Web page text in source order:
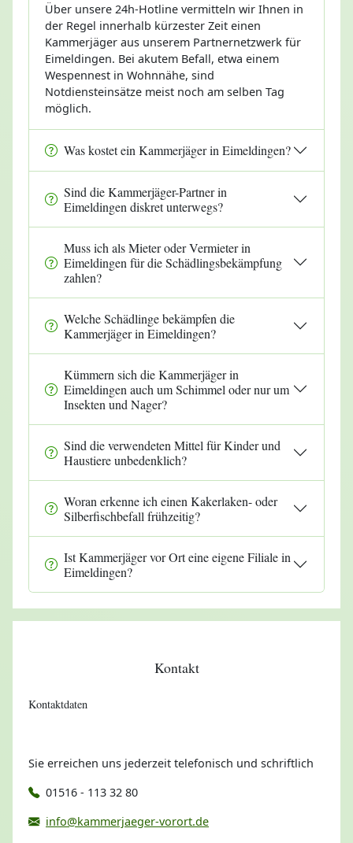
Über unsere 24h-Hotline vermitteln wir Ihnen in
der Regel innerhalb kürzester Zeit einen
Kammerjäger aus unserem Partnernetzwerk für
Eimeldingen. Bei akutem Befall, etwa einem
Wespennest in Wohnnähe, sind
Notdiensteinsätze meist noch am selben Tag
möglich.
Was kostet ein Kammerjäger in Eimeldingen?
Sind die Kammerjäger-Partner in
Eimeldingen diskret unterwegs?
Muss ich als Mieter oder Vermieter in
Eimeldingen für die Schädlingsbekämpfung
zahlen?
Welche Schädlinge bekämpfen die
Kammerjäger in Eimeldingen?
Kümmern sich die Kammerjäger in
Eimeldingen auch um Schimmel oder nur um
Insekten und Nager?
Sind die verwendeten Mittel für Kinder und
Haustiere unbedenklich?
Woran erkenne ich einen Kakerlaken- oder
Silberfischbefall frühzeitig?
Ist Kammerjäger vor Ort eine eigene Filiale in
Eimeldingen?
Kontakt
Kontaktdaten
Sie erreichen uns jederzeit telefonisch und schriftlich
01516 - 113 32 80
info@kammerjaeger-vorort.de